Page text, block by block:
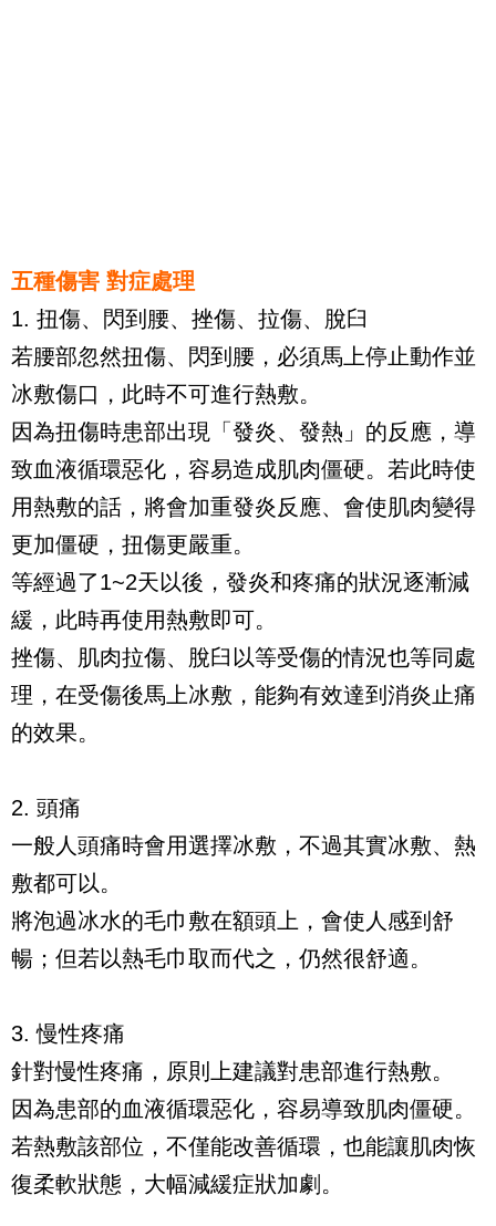
五種傷害 對症處理
1. 扭傷、閃到腰、挫傷、拉傷、脫臼
若腰部忽然扭傷、閃到腰，必須馬上停止動作並
冰敷傷口，此時不可進行熱敷。
因為扭傷時患部出現「發炎、發熱」的反應，導
致血液循環惡化，容易造成肌肉僵硬。若此時使
用熱敷的話，將會加重發炎反應、會使肌肉變得
更加僵硬，扭傷更嚴重。
等經過了1~2天以後，發炎和疼痛的狀況逐漸減
緩，此時再使用熱敷即可。
挫傷、肌肉拉傷、脫臼以等受傷的情況也等同處
理，在受傷後馬上冰敷，能夠有效達到消炎止痛
的效果。
2. 頭痛
一般人頭痛時會用選擇冰敷，不過其實冰敷、熱
敷都可以。
將泡過冰水的毛巾敷在額頭上，會使人感到舒
暢；但若以熱毛巾取而代之，仍然很舒適。
3. 慢性疼痛
針對慢性疼痛，原則上建議對患部進行熱敷。
因為患部的血液循環惡化，容易導致肌肉僵硬。
若熱敷該部位，不僅能改善循環，也能讓肌肉恢
復柔軟狀態，大幅減緩症狀加劇。